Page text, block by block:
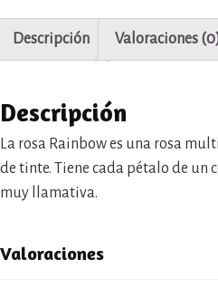
Descripción Valoraciones
Descripción
La rosa Rainbow es una rosa
de tinte. Tiene cada pétalo de un
muy llamativa.
Valoraciones